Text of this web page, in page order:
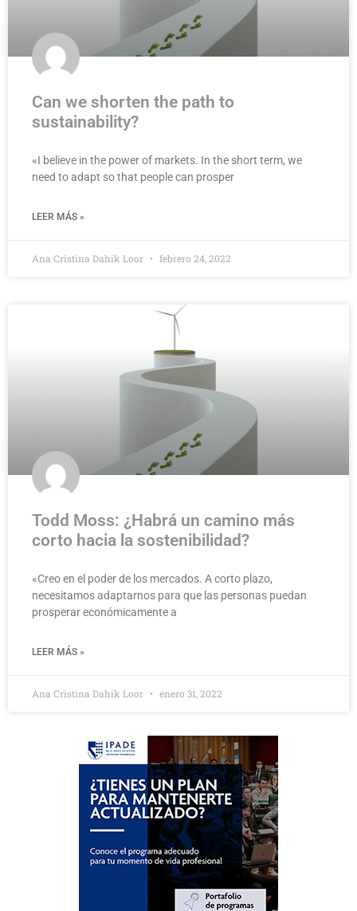
Can we shorten the path to
sustainability?
«I believe in the power of markets. In the short term, we
need to adapt so that people can prosper
LEER MÁS »
Ana Cristina Dahik Loor febrero 24, 2022
Todd Moss: ¿Habrá un camino más
corto hacia la sostenibilidad?
«Creo en el poder de los mercados. A corto plazo,
necesitamos adaptarnos para que las personas puedan
prosperar económicamente a
LEER MÁS »
Ana Cristina Dahik Loor enero 31, 2022